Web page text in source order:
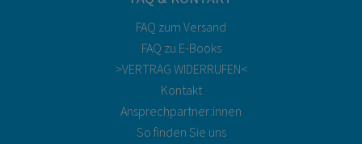
FAQ zum Versand
FAQ zu E-Books
>VERTRAG WIDERRUFEN<
Kontakt
Ansprechpartner:innen
So finden Sie uns